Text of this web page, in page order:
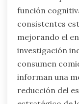
pueden reducir
lo que los hace
largo plazo.